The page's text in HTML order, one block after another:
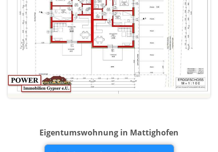
Eigentumswohnung in Mattighofen